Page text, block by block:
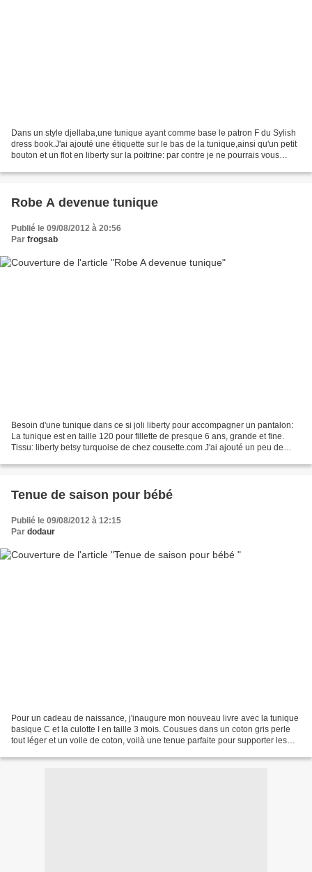
Dans un style djellaba,une tunique ayant comme base le patron F du Sylish
dress book.J'ai ajouté une étiquette sur le bas de la tunique,ainsi qu'un petit
bouton et un flot en liberty sur la poitrine: par contre je ne pourrais vous
Robe A devenue tunique
Publié le 09/08/2012 à 20:56
Par frogsab
Besoin d'une tunique dans ce si joli liberty pour accompagner un pantalon:
La tunique est en taille 120 pour fillette de presque 6 ans, grande et fine.
Tissu: liberty betsy turquoise de chez cousette.com J'ai ajouté un peu de
Tenue de saison pour bébé
Publié le 09/08/2012 à 12:15
Par dodaur
Pour un cadeau de naissance, j'inaugure mon nouveau livre avec la tunique
basique C et la culotte I en taille 3 mois. Cousues dans un coton gris perle
tout léger et un voile de coton, voilà une tenue parfaite pour supporter les